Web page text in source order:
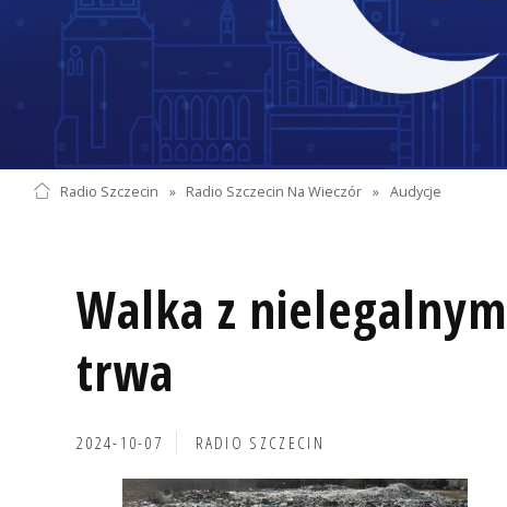
Radio Szczecin » Radio Szczecin Na Wieczór » Audycje
Walka z
trwa
2024-10-07 RADIO SZCZECIN